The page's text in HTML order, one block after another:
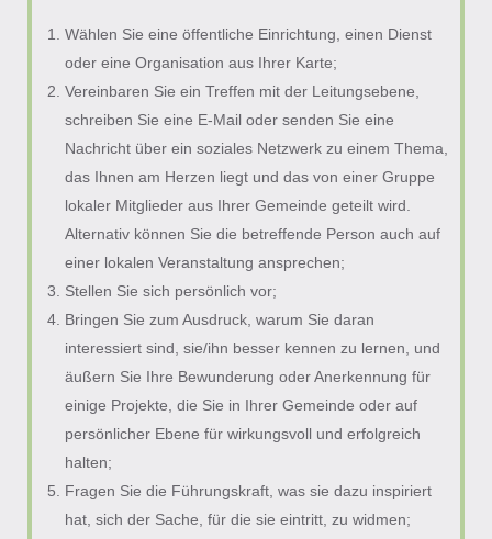
Wählen Sie eine öffentliche Einrichtung, einen Dienst
oder eine Organisation aus Ihrer Karte;
Vereinbaren Sie ein Treffen mit der Leitungsebene,
schreiben Sie eine E-Mail oder senden Sie eine
Nachricht über ein soziales Netzwerk zu einem Thema,
das Ihnen am Herzen liegt und das von einer Gruppe
lokaler Mitglieder aus Ihrer Gemeinde geteilt wird.
Alternativ können Sie die betreffende Person auch auf
einer lokalen Veranstaltung ansprechen;
Stellen Sie sich persönlich vor;
Bringen Sie zum Ausdruck, warum Sie daran
interessiert sind, sie/ihn besser kennen zu lernen, und
äußern Sie Ihre Bewunderung oder Anerkennung für
einige Projekte, die Sie in Ihrer Gemeinde oder auf
persönlicher Ebene für wirkungsvoll und erfolgreich
halten;
Fragen Sie die Führungskraft, was sie dazu inspiriert
hat, sich der Sache, für die sie eintritt, zu widmen;